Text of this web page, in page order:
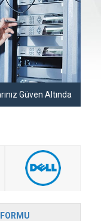
Güven Altında